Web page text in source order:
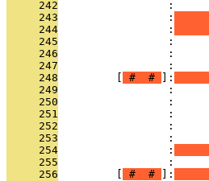
     242
:
     243
                 :
     244
                 :
     245
:
     246
:
     247
:
     248
# # ]:
     249
:
     250
:
     251
:
     252
:
     253
:
     254
                 :
     255
:
     256
# # ]: